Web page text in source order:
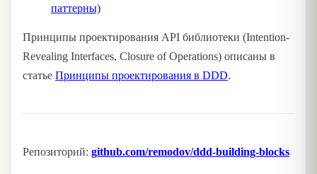
паттерны)
Принципы проектирования API библиотеки (Intention-
Revealing Interfaces, Closure of Operations) описаны в
статье Принципы проектирования в DDD.
Репозиторий: github.com/remodov/ddd-building-blocks